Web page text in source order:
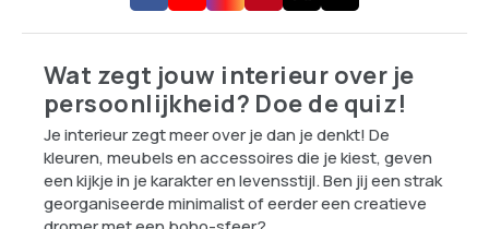
Wat zegt jouw interieur over je
persoonlijkheid? Doe de quiz!
Je interieur zegt meer over je dan je denkt! De
kleuren, meubels en accessoires die je kiest, geven
een kijkje in je karakter en levensstijl. Ben jij een strak
georganiseerde minimalist of eerder een creatieve